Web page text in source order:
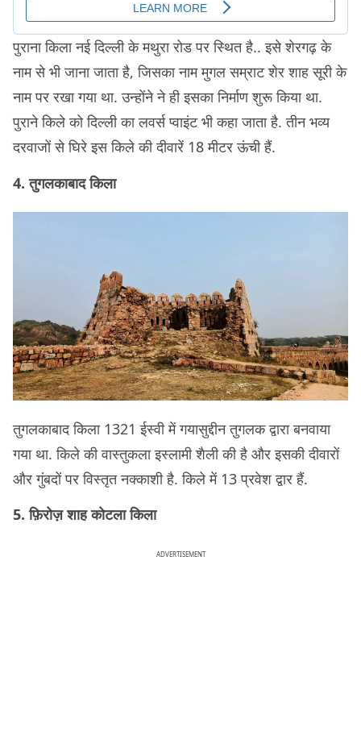
पुराना किला नई दिल्ली के मथुरा रोड पर स्थित है.. इसे शेरगढ़ के
नाम से भी जाना जाता है, जिसका नाम मुगल सम्राट शेर शाह सूरी के
नाम पर रखा गया था. उन्होंने ने ही इसका निर्माण शुरू किया था.
पुराने किले को दिल्ली का लवर्स प्वाइंट भी कहा जाता है. तीन भव्य
दरवाजों से घिरे इस किले की दीवारें 18 मीटर ऊंची हैं.
4. तुगलकाबाद किला
तुगलकाबाद किला 1321 ईस्वी में गयासुद्दीन तुगलक द्वारा बनवाया
गया था. किले की वास्तुकला इस्लामी शैली की है और इसकी दीवारों
और गुंबदों पर विस्तृत नक्काशी है. किले में 13 प्रवेश द्वार हैं.
5. फ़िरोज़ शाह कोटला किला
ADVERTISEMENT